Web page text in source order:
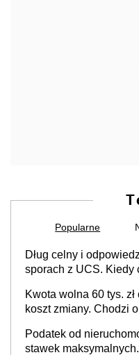
Popularne
Dług celny i
sporach z UCS. Kiedy
Kwota wolna 60 tys.
koszt zmiany. Chodzi
Podatek od
stawek